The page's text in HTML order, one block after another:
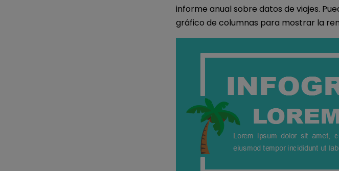
informe anual sobre datos de viajes.
gráfico de columnas para mostrar la